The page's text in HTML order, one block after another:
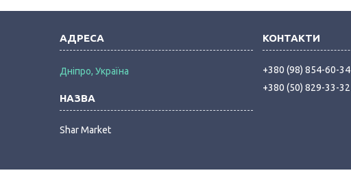
Дніпро, Україна
Shar Market
+380 (98) 854-60-34
+380 (50) 829-33-32